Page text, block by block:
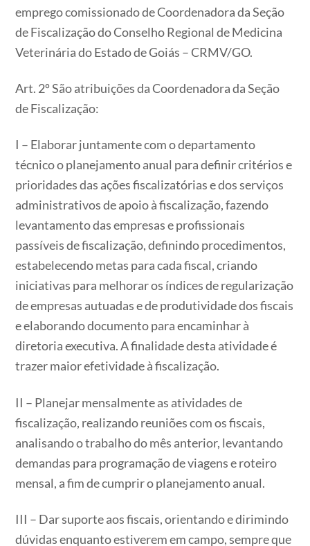
emprego comissionado de Coordenadora da Seção
de Fiscalização do Conselho Regional de Medicina
Veterinária do Estado de Goiás – CRMV/GO.
Art. 2º São atribuições da Coordenadora da Seção
de Fiscalização:
I – Elaborar juntamente com o departamento
técnico o planejamento anual para definir critérios e
prioridades das ações fiscalizatórias e dos serviços
administrativos de apoio à fiscalização, fazendo
levantamento das empresas e profissionais
passíveis de fiscalização, definindo procedimentos,
estabelecendo metas para cada fiscal, criando
iniciativas para melhorar os índices de regularização
de empresas autuadas e de produtividade dos fiscais
e elaborando documento para encaminhar à
diretoria executiva. A finalidade desta atividade é
trazer maior efetividade à fiscalização.
II – Planejar mensalmente as atividades de
fiscalização, realizando reuniões com os fiscais,
analisando o trabalho do mês anterior, levantando
demandas para programação de viagens e roteiro
mensal, a fim de cumprir o planejamento anual.
III – Dar suporte aos fiscais, orientando e dirimindo
dúvidas enquanto estiverem em campo, sempre que